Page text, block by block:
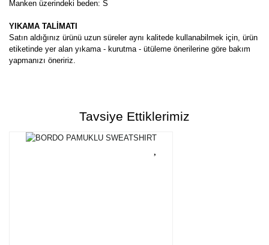
Manken üzerindeki beden: S
YIKAMA TALİMATI
Satın aldığınız ürünü uzun süreler aynı kalitede kullanabilmek için, ürün
etiketinde yer alan yıkama - kurutma - ütüleme önerilerine göre bakım
yapmanızı öneririz.
tarafımıza iletebilirsiniz.
Görüş ve önerileriniz için teşekkür ederiz.
Ürün resmi kalitesiz, bozuk veya görüntülenemiyor.
Tavsiye Ettiklerimiz